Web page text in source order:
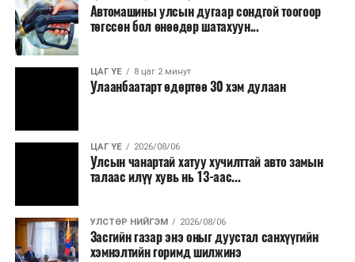
Түүнчлэн түлш, улаанбуудай, хүнсний ногооны нөөц
бүрдүүлэх зоорь, агуулах барих аж ахуйн нэгжүүдэд
хөнгөлөлттэй зээл олгох, цахилгааны хөнгөлөлт
Автомашины улсын дугаар сондгой тоогоор
төгссөн бол өнөөдөр шатахуун...
ЦАГ ҮЕ 8 цаг 2 минут
Улаанбаатарт өдөртөө 30 хэм дулаан
ЦАГ ҮЕ 2026/08/06
Улсын чанартай хатуу хучилттай авто замын
талаас илүү хувь нь 13-аас...
УЛСТӨР НИЙГЭМ 2026/08/06
Засгийн газар энэ оныг дуустал санхүүгийн
хэмнэлтийн горимд шилжинэ